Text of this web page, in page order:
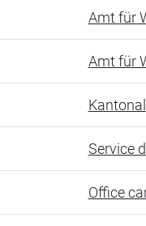
Amt für
Amt für
Service
Office